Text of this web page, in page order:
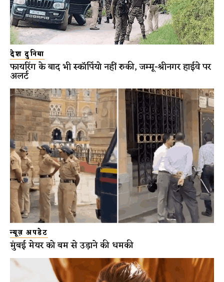
देश दुनिया
फायरिंग के बाद भी स्कॉर्पियो नहीं रुकी, जम्मू-श्रीनगर हाईवे पर
अलर्ट
न्यूज़ अपडेट
मुंबई मेयर को बम से उड़ाने की धमकी